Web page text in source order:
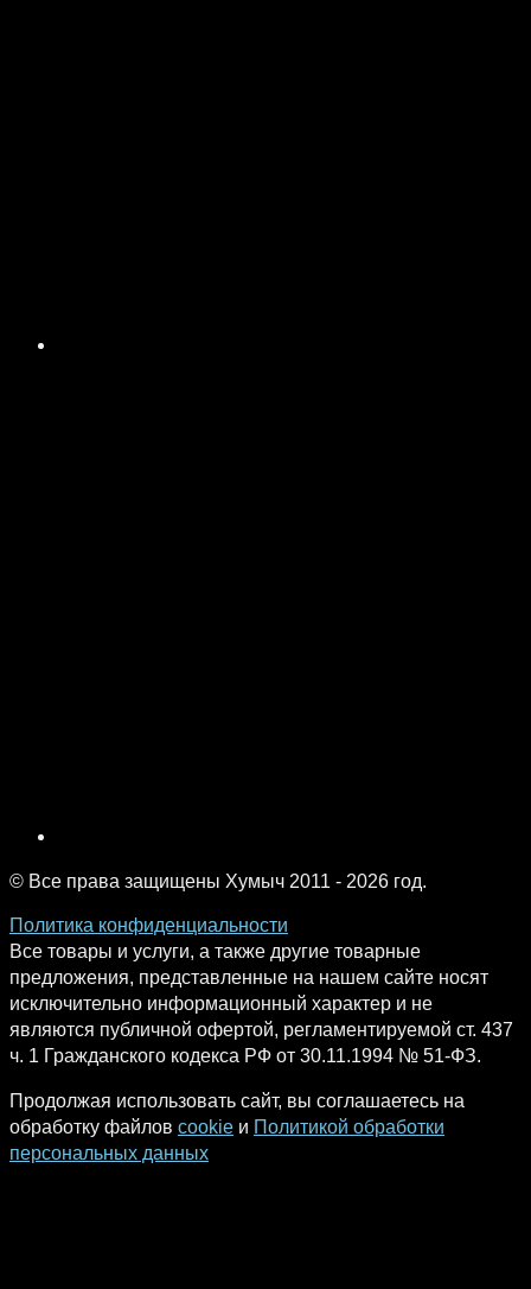
© Все права защищены Хумыч 2011 - 2026 год.
Политика конфиденциальности
Все товары и услуги, а также другие товарные
предложения, представленные на нашем сайте носят
исключительно информационный характер и не
являются публичной офертой, регламентируемой ст. 437
ч. 1 Гражданского кодекса РФ от 30.11.1994 № 51-ФЗ.
Продолжая использовать сайт, вы соглашаетесь на
обработку файлов cookie и Политикой обработки
персональных данных